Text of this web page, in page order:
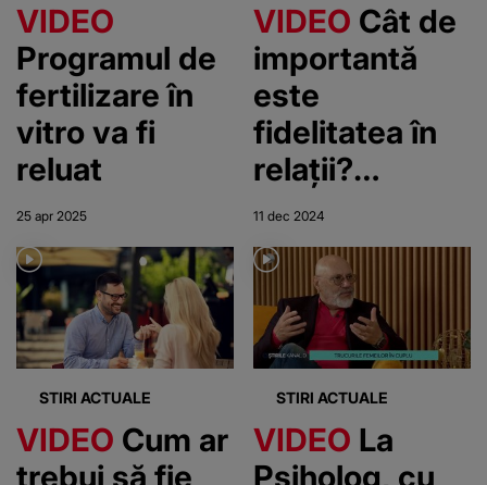
VIDEO
Programul de
fertilizare în
vitro va fi
reluat
25 apr 2025
VIDEO Cât de
importantă
este
fidelitatea în
relații?
Explicația
doctorului
Cristian
Andrei
11 dec 2024
STIRI ACTUALE
VIDEO Cum ar
trebui să fie
STIRI ACTUALE
VIDEO La
Psiholog, cu